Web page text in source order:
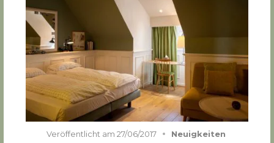
Veröffentlicht am 27/06/2017 Neuigkeiten